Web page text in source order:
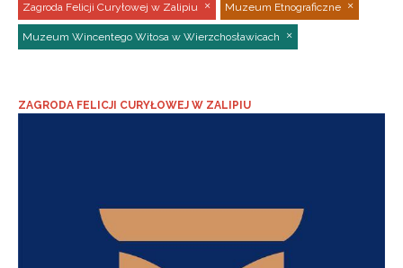
Zagroda Felicji Curyłowej w Zalipiu Muzeum Etnograficzne
Muzeum Wincentego Witosa w Wierzchosławicach
ZAGRODA FELICJI CURYŁOWEJ W ZALIPIU